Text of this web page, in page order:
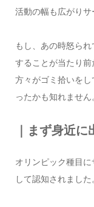
活動の幅も広がりサ
もし、あの時怒ら
することが当たり
方々がゴミ拾いを
ったかも知れません
｜まず身近
オリンピック種目
して認知されました